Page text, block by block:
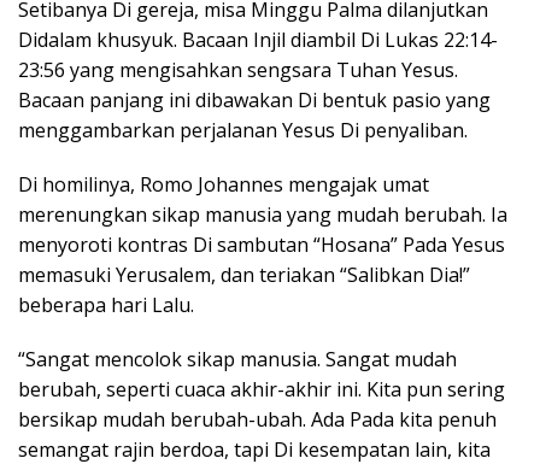
Setibanya Di gereja, misa Minggu Palma dilanjutkan
Didalam khusyuk. Bacaan Injil diambil Di Lukas 22:14-
23:56 yang mengisahkan sengsara Tuhan Yesus.
Bacaan panjang ini dibawakan Di bentuk pasio yang
menggambarkan perjalanan Yesus Di penyaliban.
Di homilinya, Romo Johannes mengajak umat
merenungkan sikap manusia yang mudah berubah. Ia
menyoroti kontras Di sambutan “Hosana” Pada Yesus
memasuki Yerusalem, dan teriakan “Salibkan Dia!”
beberapa hari Lalu.
“Sangat mencolok sikap manusia. Sangat mudah
berubah, seperti cuaca akhir-akhir ini. Kita pun sering
bersikap mudah berubah-ubah. Ada Pada kita penuh
semangat rajin berdoa, tapi Di kesempatan lain, kita